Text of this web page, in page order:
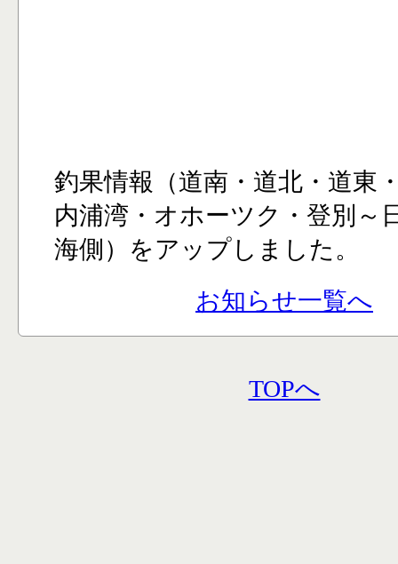
釣果情報（道南・道北・道東
内浦湾・オホーツク・登別～
海側）をアップしました。
お知らせ一覧へ
TOPへ